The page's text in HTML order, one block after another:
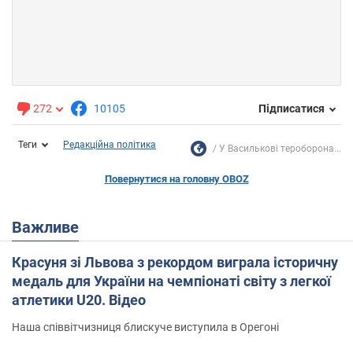
272 10105 Підписатися
Теги Редакційна політика У Василькові тероборона...
Повернутися на головну OBOZ
Важливе
Красуня зі Львова з рекордом виграла історичну
медаль для України на чемпіонаті світу з легкої
атлетики U20. Відео
Наша співвітчизниця блискуче виступила в Орегоні